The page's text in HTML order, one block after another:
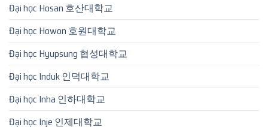
Đại học Hosan 호산대학교
Đại học Howon 호원대학교
Đại học Hyupsung 협성대학교
Đại học Induk 인덕대학교
Đại học Inha 인하대학교
Đại học Inje 인제대학교